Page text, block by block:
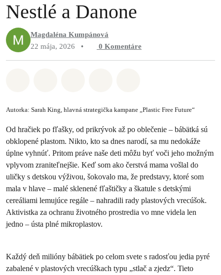
Nestlé a Danone
Magdaléna Kumpánová
22 mája, 2026
• 0 Komentáre
Autorka: Sarah King, hlavná strategička kampane „Plastic Free Future“
Od hračiek po fľašky, od prikrývok až po oblečenie – bábätká sú
obklopené plastom. Nikto, kto sa dnes narodí, sa mu nedokáže
úplne vyhnúť. Pritom práve naše deti môžu byť voči jeho možným
vplyvom zraniteľnejšie. Keď som ako čerstvá mama vošlal do
uličky s detskou výživou, šokovalo ma, že predstavy, ktoré som
mala v hlave – malé sklenené fľaštičky a škatule s detskými
cereáliami lemujúce regále – nahradili rady plastových vrecúšok.
Aktivistka za ochranu životného prostredia vo mne videla len
jedno – ústa plné mikroplastov.
Každý deň milióny bábätiek po celom svete s radosťou jedia pyré
zabalené v plastových vrecúškach typu „stlač a zjedz“. Tieto